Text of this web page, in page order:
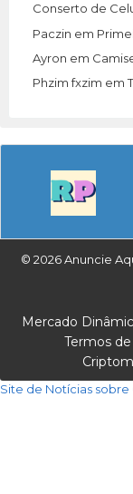
Conserto de
Paczin em
Ayron em
Phzim fxzim em
© 2026 Anuncie
Mercado
Termos
Site de Notícias